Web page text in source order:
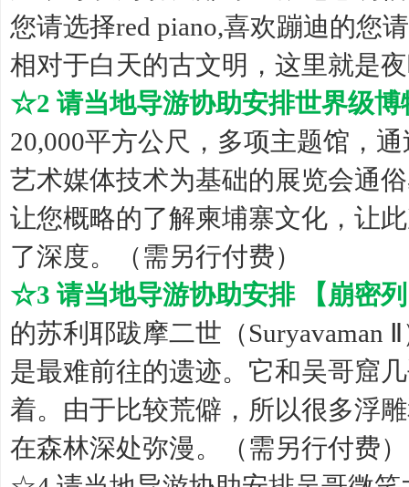
您请选择red piano,喜欢蹦迪的您
相对于白天的古文明，这里就是
☆2 请当地导游协助安排世界级
20,000平方公尺，多项主题馆，
艺术媒体技术为基础的展览会通
让您概略的了解柬埔寨文化，让
了深度。（需另行付费）
☆3 请当地导游协助安排 【崩密
的苏利耶跋摩二世（Suryavaman
是最难前往的遗迹。它和吴哥窟
着。由于比较荒僻，所以很多浮
在森林深处弥漫。（需另行付费）